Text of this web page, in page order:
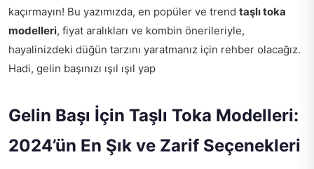
kaçırmayın! Bu yazımızda, en popüler ve trend taşlı toka
modelleri, fiyat aralıkları ve kombin önerileriyle,
hayalinizdeki düğün tarzını yaratmanız için rehber olacağız.
Hadi, gelin başınızı ışıl ışıl yap
Gelin Başı İçin Taşlı Toka Modelleri:
2024’ün En Şık ve Zarif Seçenekleri